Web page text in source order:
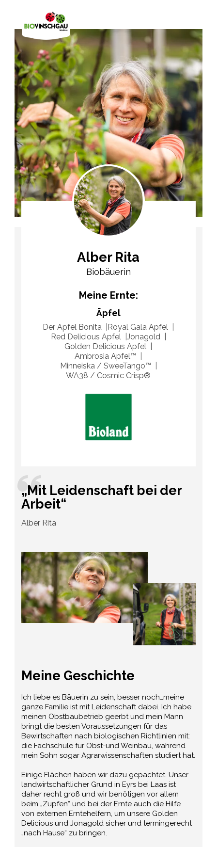
Alber Rita
Biobäuerin
Meine Ernte:
Äpfel
Der Apfel Bonita
Royal Gala Apfel
Red Delicious Apfel
Jonagold
Golden Delicious Apfel
Ambrosia Apfel™​
Minneiska / SweeTango™
WA38 / Cosmic Crisp®
„Mit Leidenschaft bei der
Arbeit“
Alber Rita
Meine Geschichte
Ich liebe es Bäuerin zu sein, besser noch…meine
ganze Familie ist mit Leidenschaft dabei. Ich habe
meinen Obstbaubetrieb geerbt und mein Mann
bringt die besten Voraussetzungen für das
Bewirtschaften nach biologischen Richtlinien mit:
die Fachschule für Obst-und Weinbau, während
mein Sohn sogar Agrarwissenschaften studiert hat.
Einige Flächen haben wir dazu gepachtet. Unser
landwirtschaftlicher Grund in Eyrs bei Laas ist
daher recht groß und wir benötigen vor allem
beim „Zupfen“ und bei der Ernte auch die Hilfe
von externen Erntehelfern, um unsere Golden
Delicious und Jonagold sicher und termingerecht
„nach Hause“ zu bringen.